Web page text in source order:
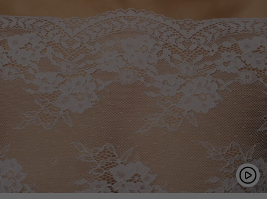
Коричневый
Слива
Лиловый
Розовый
Лаванда
Индиго
Серый
Фиолетовый
Желтый
Мята
Кофейная роза
Крокус